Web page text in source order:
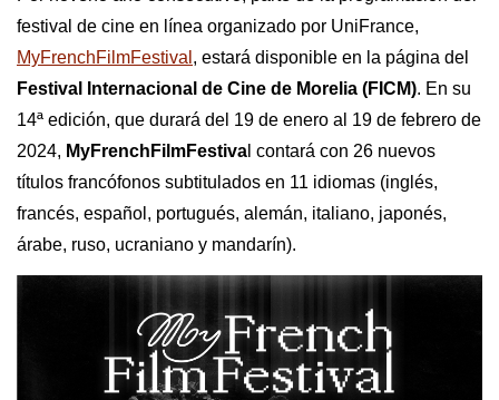
MyFrenchFilmFestival
Festival Internacional de Cine de Morelia (FICM). En su
14ª edición, que durará del 19 de enero al 19 de febrero de
2024, MyFrenchFilmFestiva l contará con 26 nuevos
títulos francófonos subtitulados en 11 idiomas (inglés,
francés, español, portugués, alemán, italiano, japonés,
árabe, ruso, ucraniano y mandarín).